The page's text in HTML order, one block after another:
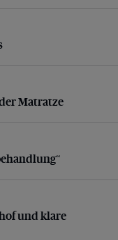
Matratze
Matratze
und klare Ansage
und klare